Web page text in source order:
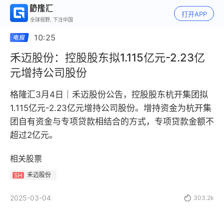
全球视野, 下注中国
打开APP
10:25
禾迈股份：控股股东拟1.115亿元-2.23亿
元增持公司股份
格隆汇3月4日｜禾迈股份公告，控股股东杭开集团拟
1.115亿元-2.23亿元增持公司股份。增持资金为杭开集
团自有资金与专项贷款相结合的方式，专项贷款金额不
超过2亿元。
相关股票
SH 禾迈股份
2025-03-04  303.2k